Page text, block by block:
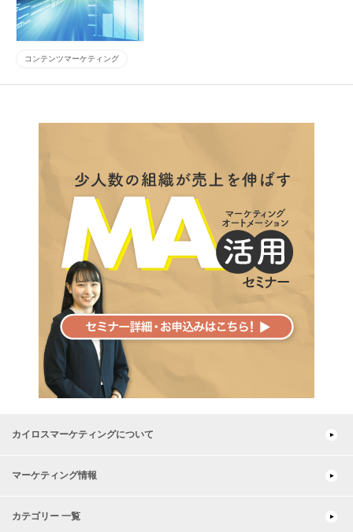
コンテンツマーケティング
カイロスマーケティングについて
マーケティング情報
カテゴリー 一覧